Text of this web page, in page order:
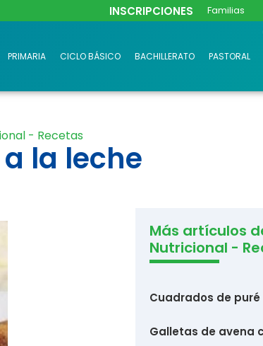
INSCRIPCIONES Familias
PRIMARIA CICLO BÁSICO BACHILLERATO PASTORAL
- Recetas
la leche
Más artículos
Nutricional -
Cuadrados de puré
Galletas de avena